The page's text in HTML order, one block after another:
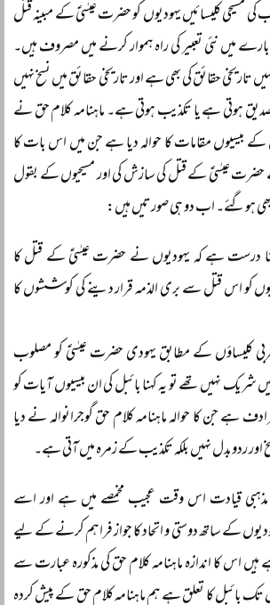
کلیسائیں یہودیوں کو حضرت عیسٰیؑ کے مبینہ قتل
میں نئی تعبیر کی راہ ہموار کرنے میں مصروف ہیں۔
تاریخی حقائق کی بھی ہے اور تاریخی حقائق میں نسخ نہیں
ہوتی ہے یا تکذیب ہوتی ہے۔ ماہنامہ کلام حق نے
بیسیوں مقامات کا حوالہ دیا ہے جن میں اس بات کا
عیسٰیؑ کے قتل کی سازش کی اور مسیحیوں کے بقول
ہوگئے۔ اب دو ہی صورتیں ہیں:
کہنا درست ہے کہ یہودیوں نے حضرت عیسٰیؑ کے قتل کا
کو اس قتل سے بری الذمہ قرار دینے کی کوششوں کا
کلیساؤں کے مطابق یہودی حضرت عیسٰیؑ کو مصلوب
نہیں تھے تو یہ کہنا بائبل کی ان بیسیوں آیات کو
ہے جن کا حوالہ ماہنامہ کلام حق گوجرانوالہ نے دیا
اور ردوبدل نہیں بلکہ تکذیب کے زمرہ میں آتی ہے۔
مذہبی قیادت اس وقت عجیب مخمصے میں ہے اور اسے
کے ساتھ دوستی و اتحاد کا جواز فراہم کرنے کے لیے
ہیں اس کا اندازہ ماہنامہ کلام حق کی مذکورہ عبارت سے
تک بائبل کا تعلق ہے ہم ماہنامہ کلام حق کے پیش کردہ